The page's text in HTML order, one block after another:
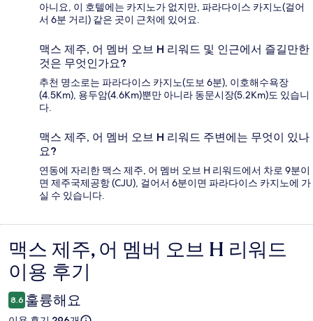
아니요, 이 호텔에는 카지노가 없지만, 파라다이스 카지노(걸어
서 6분 거리) 같은 곳이 근처에 있어요.
맥스 제주, 어 멤버 오브 H 리워드 및 인근에서 즐길만한
것은 무엇인가요?
추천 명소로는 파라다이스 카지노(도보 6분), 이호해수욕장
(4.5Km), 용두암(4.6Km)뿐만 아니라 동문시장(5.2Km)도 있습니
다.
맥스 제주, 어 멤버 오브 H 리워드 주변에는 무엇이 있나
요?
연동에 자리한 맥스 제주, 어 멤버 오브 H 리워드에서 차로 9분이
면 제주국제공항 (CJU), 걸어서 6분이면 파라다이스 카지노에 가
실 수 있습니다.
이
용
후
기
맥스 제주, 어 멤버 오브 H 리워드
이용 후기
8.6 훌륭해요